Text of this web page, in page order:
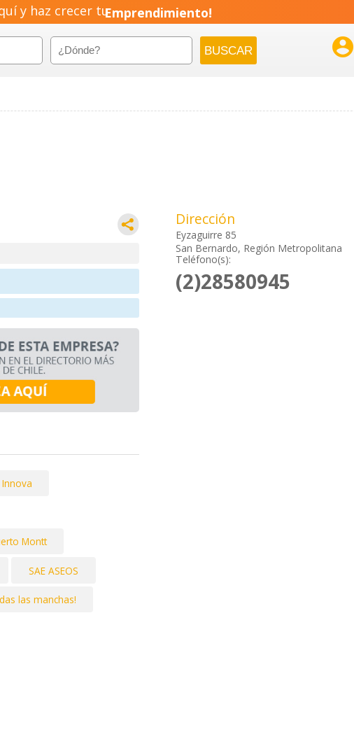
y haz crecer tuEmprendimiento!

Montt
SAE ASEOS
las manchas!
Dirección
Eyzaguirre 85
San Bernardo, Región Metropolitana
Teléfono(s):
(2)28580945